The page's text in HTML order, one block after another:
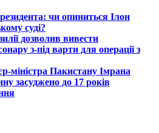
чи опиниться Ілон
суді?
дозволив вивести
з-під варти для операції з
міністра Пакистану Імрана
засуджено до 17 років